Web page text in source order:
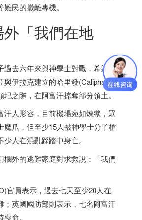
民的撤離專機。
「我們在地
過去六年來與神學士對戰，希望在
與伊拉克建立的哈里發(Caliphate)
之際，在阿富汗掠奪部分領土。
汗人形容，目前機場宛如煉獄，眾
魔爪，但至少15人被神學士分子槍
人在混亂踩踏中身亡。
欄外的逃難家庭對求救說：「我們
官員表示，過去七天至少20人在
；英國國防部則表示，七名阿富汗
命。